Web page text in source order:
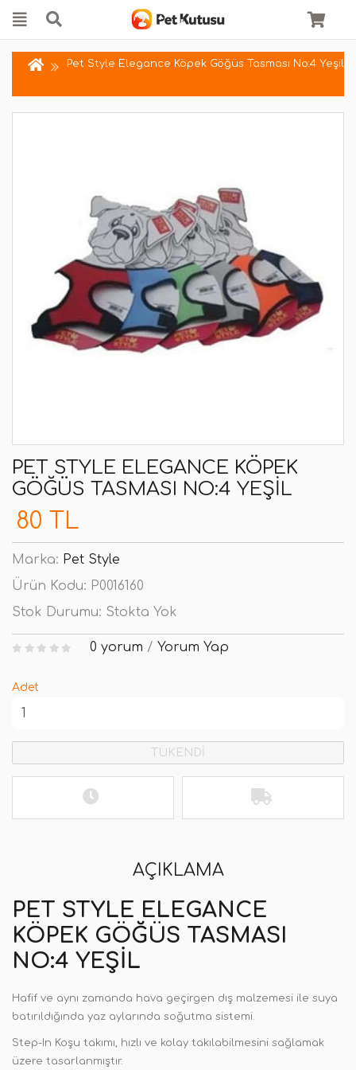
Pet Style Elegance Köpek Göğüs Tasması No:4 Yeşil
PET STYLE ELEGANCE KÖPEK
GÖĞÜS TASMASI NO:4 YEŞIL
80 TL
Marka: Pet Style
Ürün Kodu: P0016160
Stok Durumu: Stokta Yok
0 yorum / Yorum Yap
Adet
TÜKENDİ
AÇIKLAMA
PET STYLE ELEGANCE
KÖPEK GÖĞÜS TASMASI
NO:4 YEŞIL
Hafif ve aynı zamanda hava geçirgen dış malzemesi ile suya
batırıldığında yaz aylarında soğutma sistemi.
Step-In Koşu takımı, hızlı ve kolay takılabilmesini sağlamak
üzere tasarlanmıştır.